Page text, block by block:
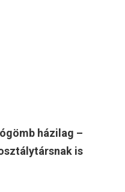
házilag –
is